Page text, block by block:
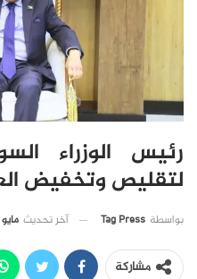
رئيس الوزراء
لتقليص وتخفيض
بواسطة Tag Press آخر تحديث مايو 16, 2026
مشاركة